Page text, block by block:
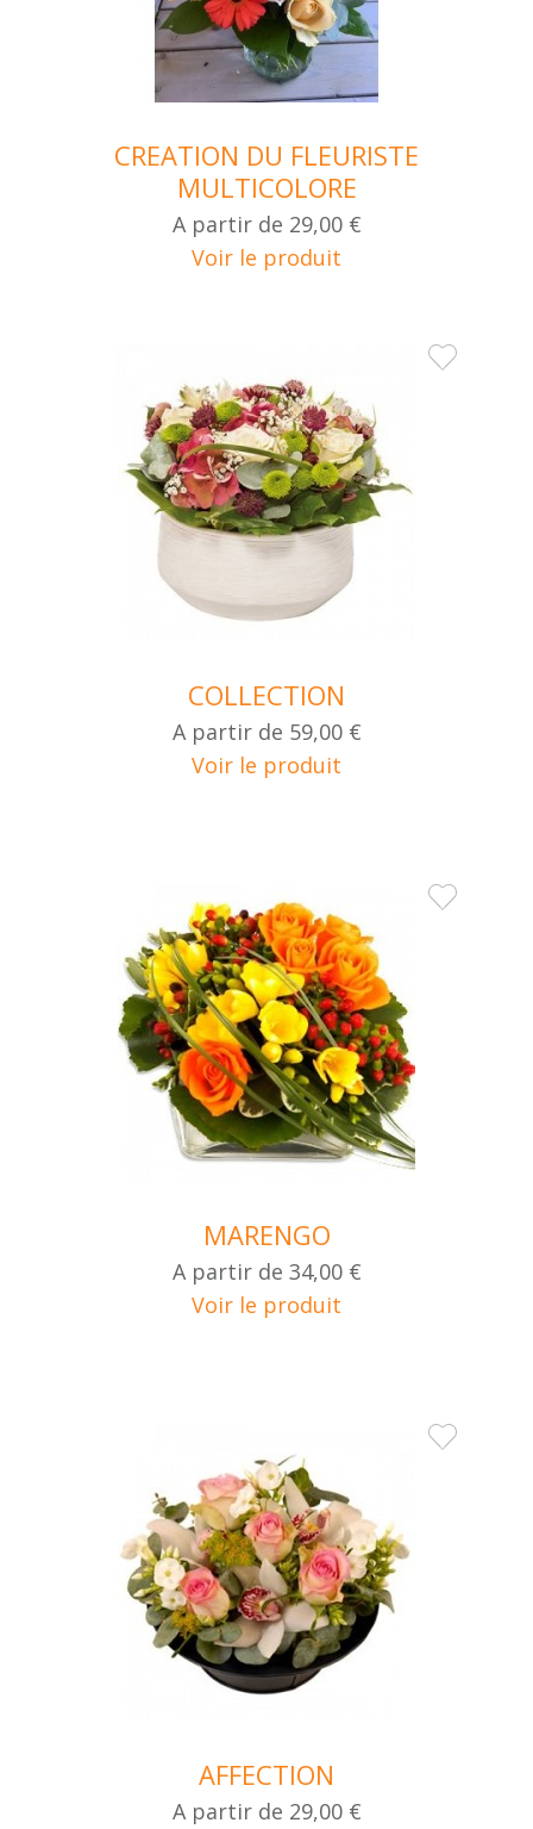
CREATION DU FLEURISTE
MULTICOLORE
A partir de 29,00 €
Voir le produit
COLLECTION
A partir de 59,00 €
Voir le produit
MARENGO
A partir de 34,00 €
Voir le produit
AFFECTION
A partir de 29,00 €